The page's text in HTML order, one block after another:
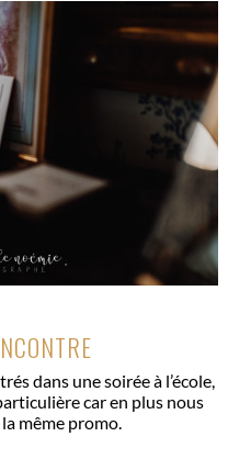
dans une soirée à l’école,
car en plus nous
la même promo.